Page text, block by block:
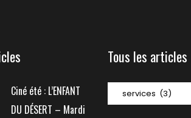
Ciné été : L’ENFANT
DU DÉSERT – Mardi
Tous les articles
Tous
les